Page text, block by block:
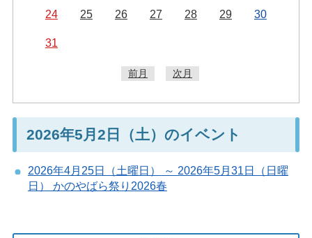
24 25 26 27 28 29 30
31
前月 次月
2026年5月2日（土）のイベント
2026年4月25日（土曜日） ～ 2026年5月31日（日曜
日） かのやばら祭り2026春